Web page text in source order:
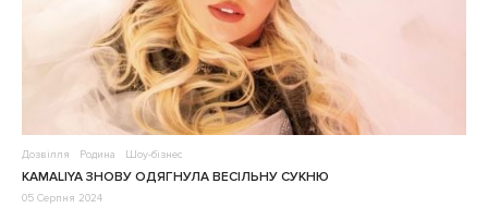
Дозвілля Родина Шоу-бізнес
KAMALIYA ЗНОВУ ОДЯГНУЛА ВЕСІЛЬНУ СУКНЮ
05 Серпня 2024